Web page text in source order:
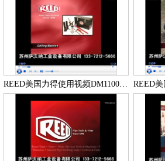
REED美国力得使用视频DM1100和DM2100带压打孔机使用视频